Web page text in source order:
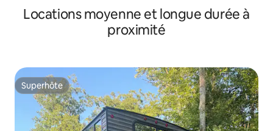
Locations moyenne et longue durée à
proximité
Superhôte
Superhôte